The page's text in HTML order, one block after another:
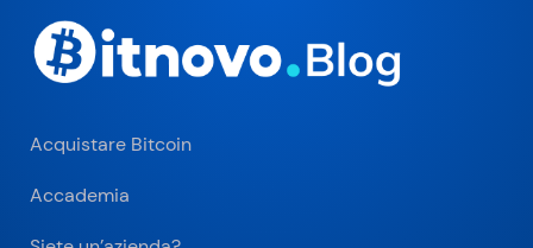
Acquistare Bitcoin
Accademia